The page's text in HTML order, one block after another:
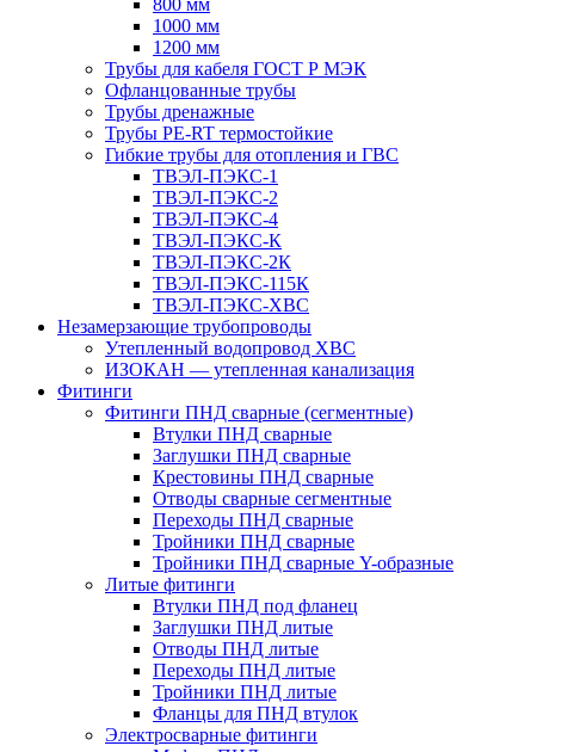
800 мм
1000 мм
1200 мм
Трубы для кабеля ГОСТ Р МЭК
Офланцованные трубы
Трубы дренажные
Трубы PE-RT термостойкие
Гибкие трубы для отопления и ГВС
ТВЭЛ-ПЭКС-1
ТВЭЛ-ПЭКС-2
ТВЭЛ-ПЭКС-4
ТВЭЛ-ПЭКС-К
ТВЭЛ-ПЭКС-2К
ТВЭЛ-ПЭКС-115К
ТВЭЛ-ПЭКС-ХВС
Незамерзающие трубопроводы
Утепленный водопровод ХВС
ИЗОКАН — утепленная канализация
Фитинги
Фитинги ПНД сварные (сегментные)
Втулки ПНД сварные
Заглушки ПНД сварные
Крестовины ПНД сварные
Отводы сварные сегментные
Переходы ПНД сварные
Тройники ПНД сварные
Тройники ПНД сварные Y-образные
Литые фитинги
Втулки ПНД под фланец
Заглушки ПНД литые
Отводы ПНД литые
Переходы ПНД литые
Тройники ПНД литые
Фланцы для ПНД втулок
Электросварные фитинги